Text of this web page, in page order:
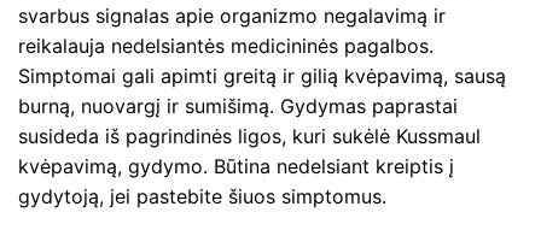
svarbus signalas apie organizmo negalavimą ir
reikalauja nedelsiantės medicininės pagalbos.
Simptomai gali apimti greitą ir gilią kvėpavimą, sausą
burną, nuovargį ir sumišimą. Gydymas paprastai
susideda iš pagrindinės ligos, kuri sukėlė Kussmaul
kvėpavimą, gydymo. Būtina nedelsiant kreiptis į
gydytoją, jei pastebite šiuos simptomus.